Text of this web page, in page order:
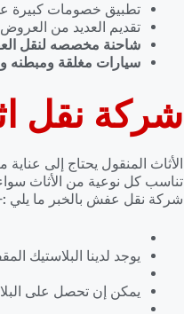
تطبيق خصومات كبيرة
تقديم العديد من
شاحنة مخصصه لنقل
سيارات مغلقة ومبطنه
شركة نقل
الأثاث المنقول يحتاج إلى
تناسب كل نوعية من الأثاث
شركة نقل عفش بالخبر ما يلي
يوجد لدينا البلاستيك
يمكن إن تحصل على